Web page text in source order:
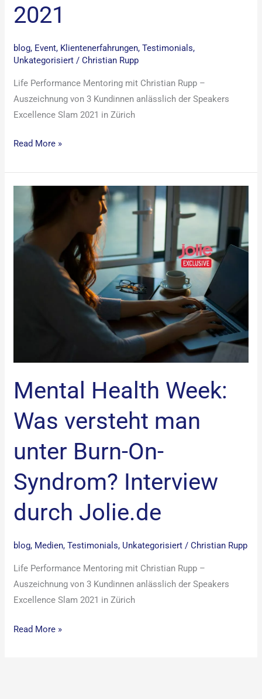
2021
blog, Event, Klientenerfahrungen,Testimonials,
Unkategorisiert /Christian Rupp
Life Performance Mentoring mit Christian Rupp –
Auszeichnung von 3 Kundinnen anlässlich der Speakers
Excellence Slam 2021 in Zürich
Read More »
Mental Health Week:
Was versteht man
unter Burn-On-
Syndrom? Interview
durch Jolie.de
blog, Medien,Testimonials, Unkategorisiert /Christian Rupp
Life Performance Mentoring mit Christian Rupp –
Auszeichnung von 3 Kundinnen anlässlich der Speakers
Excellence Slam 2021 in Zürich
Mental
Health
Week:
Was
versteht
Jolie.de
Read More »